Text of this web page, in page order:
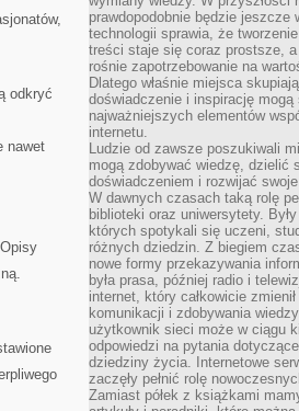
odkryć
nawet
prawdopodobnie będzie jeszcze
technologii sprawia, że
treści staje się coraz prostsze,
rośnie zapotrzebowanie na
Dlatego właśnie miejsca
doświadczenie i inspirację
najważniejszych elementów
internetu.
Ludzie od zawsze poszukiwali
mogą zdobywać wiedzę, dzielić
doświadczeniem i rozwijać
W dawnych czasach taką rolę
biblioteki oraz uniwersytety.
których spotykali się uczeni,
różnych dziedzin. Z biegiem
nowe formy przekazywania
była prasa, później radio i
internet, który całkowicie
komunikacji i zdobywania
użytkownik sieci może w ciągu
odpowiedzi na pytania
dziedziny życia. Internetowe
zaczęły pełnić rolę
Zamiast półek z książkami